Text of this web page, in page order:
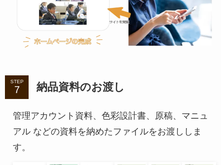
STEP 納品資料のお渡し
管理アカウント資料、色彩設計書、原稿、マニュ
アル などの資料を納めたファイルをお渡ししま
す。